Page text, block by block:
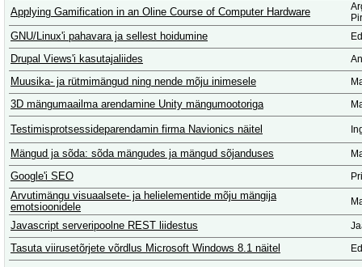
Applying Gamification in an Oline Course of Computer Hardware
GNU/Linux'i pahavara ja sellest hoidumine
Drupal Views'i kasutajaliides
Muusika- ja rütmimängud ning nende mõju inimesele
3D mängumaailma arendamine Unity mängumootoriga
Testimisprotsessideparendamin firma Navionics näitel
Mängud ja sõda: sõda mängudes ja mängud sõjanduses
Google'i SEO
Arvutimängu visuaalsete- ja helielementide mõju mängija
emotsioonidele
Javascript serveripoolne REST liidestus
Tasuta viirusetõrjete võrdlus Microsoft Windows 8.1 näitel